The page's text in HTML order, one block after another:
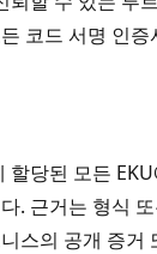
코드 서명 인증
할당된 모든
. 근거는 형식
스의 공개 증거